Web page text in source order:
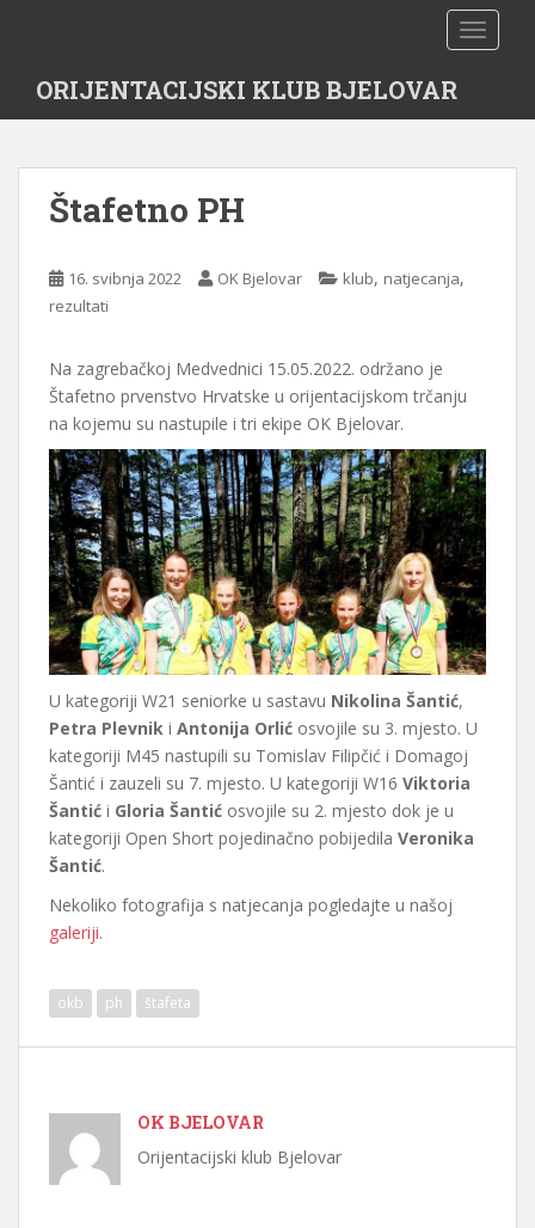
t
ORIJENTACIJSKI KLUB BJELOVAR
Štafetno PH
16. svibnja 2022 OK Bjelovar klub, natjecanja,
rezultati
Na zagrebačkoj Medvednici 15.05.2022. održano je
Štafetno prvenstvo Hrvatske u orijentacijskom trčanju
na kojemu su nastupile i tri ekipe OK Bjelovar.
U kategoriji W21 seniorke u sastavu Nikolina Šantić,
Petra Plevnik i Antonija Orlić osvojile su 3. mjesto. U
kategoriji M45 nastupili su Tomislav Filipčić i Domagoj
Šantić i zauzeli su 7. mjesto. U kategoriji W16 Viktoria
Šantić i Gloria Šantić osvojile su 2. mjesto dok je u
kategoriji Open Short pojedinačno pobijedila Veronika
Šantić.
Nekoliko fotografija s natjecanja pogledajte u našoj
galeriji.
okb ph štafeta
OK BJELOVAR
Orijentacijski klub Bjelovar